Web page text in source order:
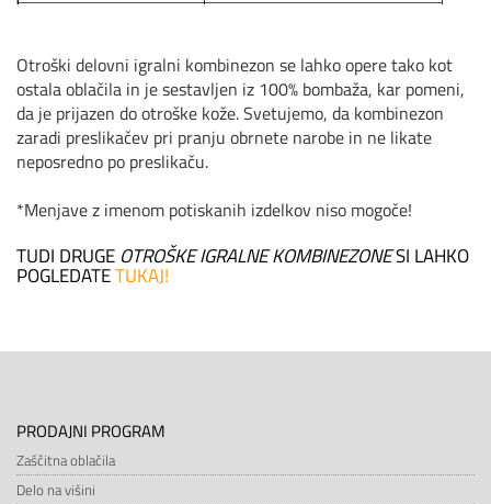
Otroški delovni igralni kombinezon se lahko opere tako kot
ostala oblačila in je sestavljen iz 100% bombaža, kar pomeni,
da je prijazen do otroške kože. Svetujemo, da kombinezon
zaradi preslikačev pri pranju obrnete narobe in ne likate
neposredno po preslikaču.
*Menjave z imenom potiskanih izdelkov niso mogoče!
TUDI DRUGE OTROŠKE IGRALNE KOMBINEZONESI LAHKO
POGLEDATETUKAJ!
PRODAJNI PROGRAM
Zaščitna oblačila
Delo na višini